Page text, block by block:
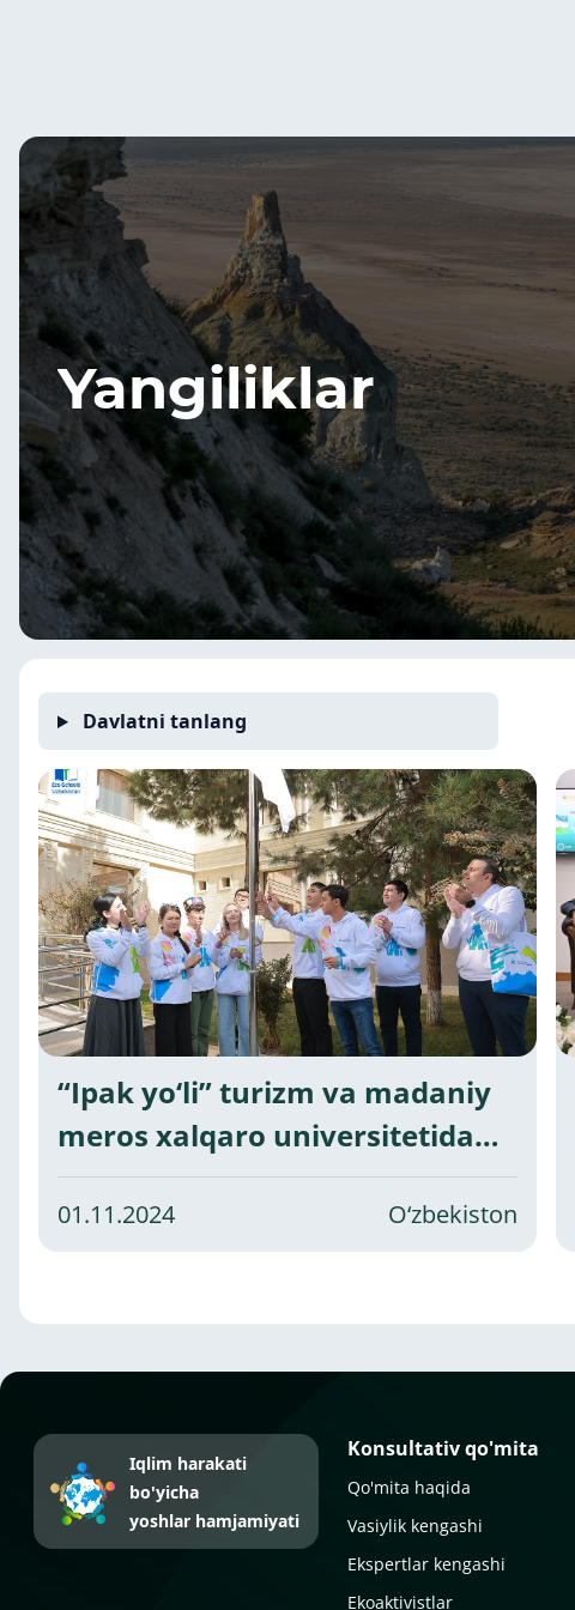
Yangiliklar
Davlatni tanlang
“Ipak yo‘li” turizm va madaniy
meros xalqaro universitetida
ekologik oromgohi bayrog‘ini
ko‘tarish marosimi bo‘lib o‘tdi.
01.11.2024 O‘zbekiston
Iqlim harakati
bo'yicha
yoshlar hamjamiyati
Konsultativ qo'mita
Qo'mita haqida
Vasiylik kengashi
Ekspertlar kengashi
Ekoaktivistlar